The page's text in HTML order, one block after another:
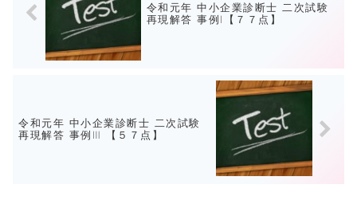
令和元年 中小企業診断士 二次試験
再現解答 事例Ⅰ【７７点】
令和元年 中小企業診断士 二次試験
再現解答 事例Ⅲ 【５７点】